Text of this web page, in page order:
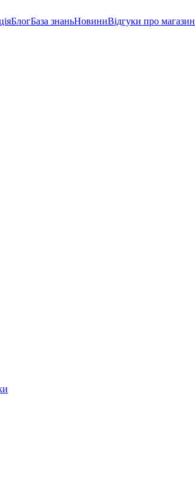
БлогБаза знаньНовиниВідгуки про магазин